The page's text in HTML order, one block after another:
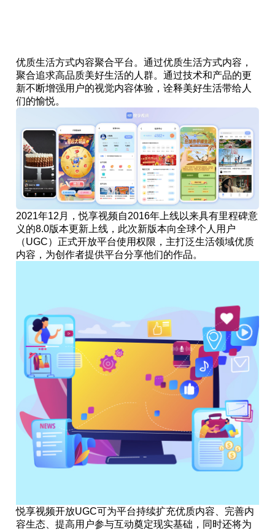
优质生活方式内容聚合平台。通过优质生活方式内容，
聚合追求高品质美好生活的人群。通过技术和产品的更
新不断增强用户的视觉内容体验，诠释美好生活带给人
们的愉悦。
2021年12月，悦享视频自2016年上线以来具有里程碑意
义的8.0版本更新上线，此次新版本向全球个人用户
（UGC）正式开放平台使用权限，主打泛生活领域优质
内容，为创作者提供平台分享他们的作品。
悦享视频开放UGC可为平台持续扩充优质内容、完善内
容生态、提高用户参与互动奠定现实基础，同时还将为